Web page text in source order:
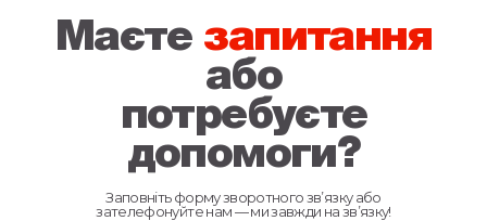
Маєте запитання
або
потребуєте
допомоги?
Заповніть форму зворотного зв’язку або
зателефонуйте нам — ми завжди на зв’язку!